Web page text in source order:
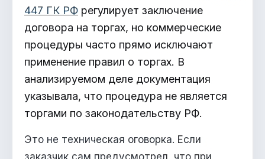
447 ГК РФ регулирует заключение
договора на торгах, но коммерческие
процедуры часто прямо исключают
применение правил о торгах. В
анализируемом деле документация
указывала, что процедура не является
торгами по законодательству РФ.
Это не техническая оговорка. Если
заказчик сам предусмотрел, что при